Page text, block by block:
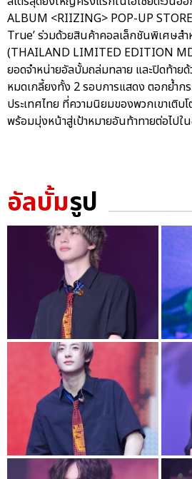
ALBUM <RIIZING> POP-UP
True’ ร่วมด้วยสินค้าคอลเล็กชันพิเศษสำ
(THAILAND LIMITED EDITION
ยอดจำหน่ายอัลบั้มถล่มทลาย และปิดท้า
หมดเกลี้ยงทั้ง 2 รอบการแสดง ตอกย้ำกร
ประเทศไทย ที่ความนิยมของพวกเขาเติบ
พร้อมมุ่งหน้าสู่เป้าหมายอันท้าทายต่อไปใ
อัลบั้มรูป